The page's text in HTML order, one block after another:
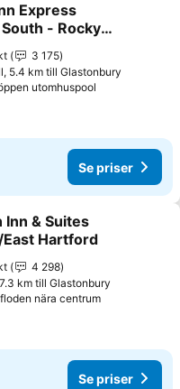
till i Mina Favoriter
Express
- Rocky
3 175
5.4 km till Glastonbury
utomhuspool
Se priser
till i Mina Favoriter
Inn & Suites
Hartford
4 298
km till Glastonbury
nära centrum
Se priser